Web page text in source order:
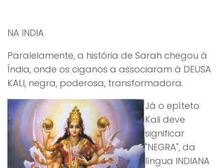
NA INDIA
Paralelamente, a história de Sarah chegou à
Índia, onde os ciganos a associaram à DEUSA
KALI, negra, poderosa, transformadora.
Já o epíteto
Kali deve
significar
"NEGRA", da
língua INDIANA